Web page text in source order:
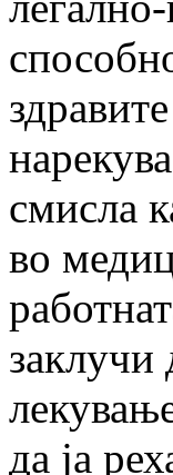
смисла
во
заклучи
да ја